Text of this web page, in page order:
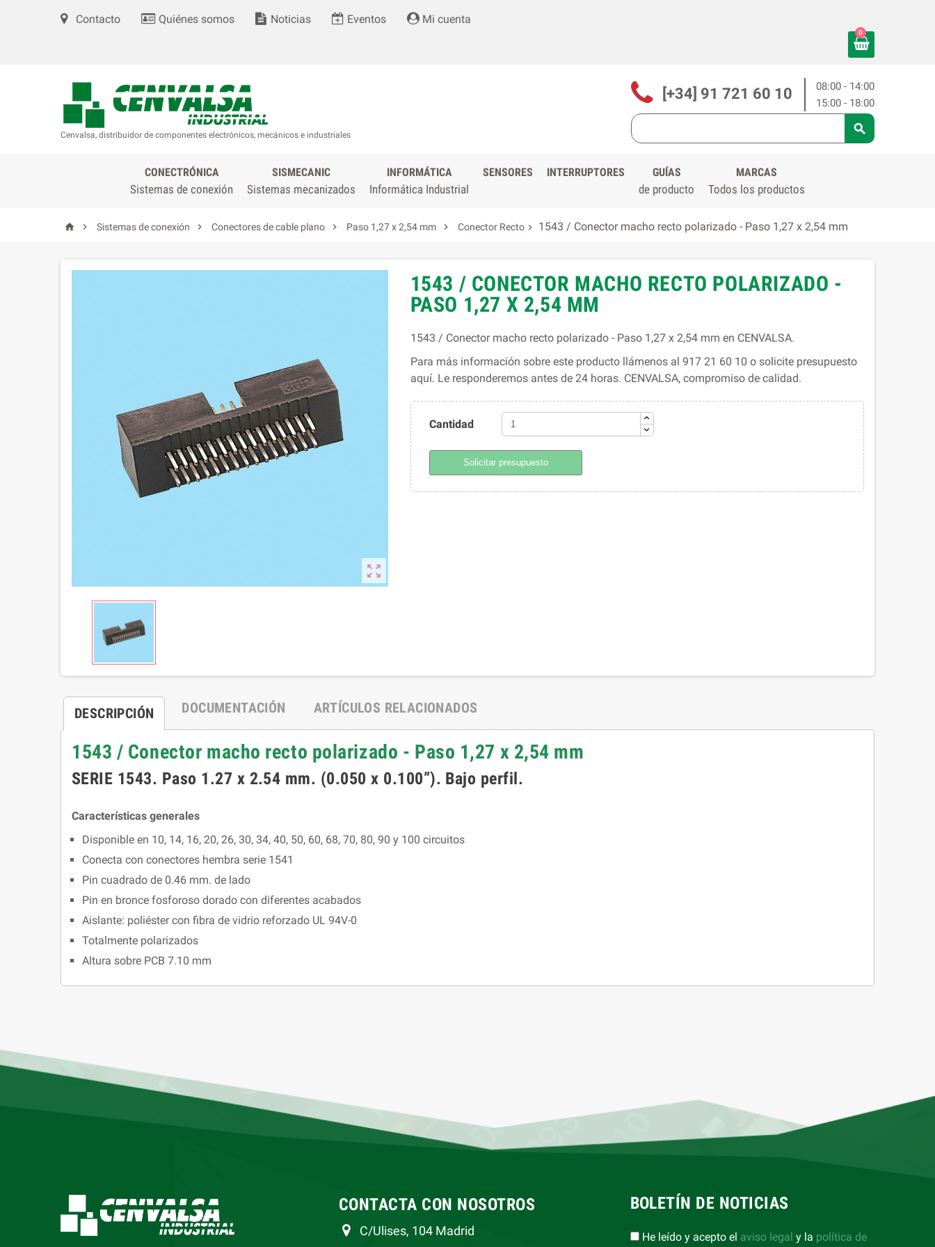
Contacto Quiénes somos Noticias Eventos Mi cuenta
0
Cenvalsa, distribuidor de componentes electrónicos, mecánicos e industriales
08:00 - 14:00
15:00 - 18:00
[+34] 91 721 60 10

CONECTRÓNICA
Sistemas de conexión
SISMECANIC
Sistemas mecanizados
INFORMÁTICA
Informática Industrial
SENSORES INTERRUPTORES GUÍAS
de producto
MARCAS
Todos los productos
  Sistemas de conexión  Conectores de cable plano  Paso 1,27 x 2,54 mm  Conector Recto  1543 / Conector macho recto polarizado - Paso 1,27 x 2,54 mm

1543 / CONECTOR MACHO RECTO POLARIZADO -
PASO 1,27 X 2,54 MM
1543 / Conector macho recto polarizado - Paso 1,27 x 2,54 mm en CENVALSA.
Para más información sobre este producto llámenos al 917 21 60 10 o solicite presupuesto
aquí. Le responderemos antes de 24 horas. CENVALSA, compromiso de calidad.
Cantidad
Solicitar presupuesto
DESCRIPCIÓN DOCUMENTACIÓN ARTÍCULOS RELACIONADOS
1543 / Conector macho recto polarizado - Paso 1,27 x 2,54 mm
SERIE 1543. Paso 1.27 x 2.54 mm. (0.050 x 0.100”). Bajo perfil.
Características generales
Disponible en 10, 14, 16, 20, 26, 30, 34, 40, 50, 60, 68, 70, 80, 90 y 100 circuitos
Conecta con conectores hembra serie 1541
Pin cuadrado de 0.46 mm. de lado
Pin en bronce fosforoso dorado con diferentes acabados
Aislante: poliéster con fibra de vidrio reforzado UL 94V-0
Totalmente polarizados
Altura sobre PCB 7.10 mm
CONTACTA CON NOSOTROS
C/Ulises, 104 Madrid
BOLETÍN DE NOTICIAS
He leído y acepto el aviso legal y la política de